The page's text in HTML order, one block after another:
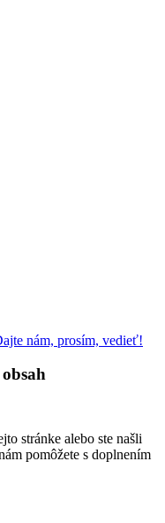
nám, prosím, vedieť!
stránke alebo ste našli
pomôžete s doplnením